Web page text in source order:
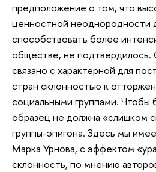
предположение о том, что
ценностной неоднородности
способствовать более
обществе, не подтвердилось.
связано с характерной для
стран склонностью к
социальными группами. Чтобы
образец не должна «слишком
группы-эпигона. Здесь мы
Марка Урнова, с эффектом
склонность, по мнению